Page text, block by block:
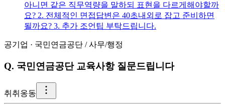
아니면 같은 직무역량을 말하되 표현을 다르게해야할까
요? 2. 전체적인 면접답변은 40초내외로 잡고 준비하면
될까요? 3. 추가 조언팁 부탁드립니다.
공기업 · 국민연금공단 /사무/행정
Q. 국민연금공단 교육사항 질문드립니다
취 취옹동